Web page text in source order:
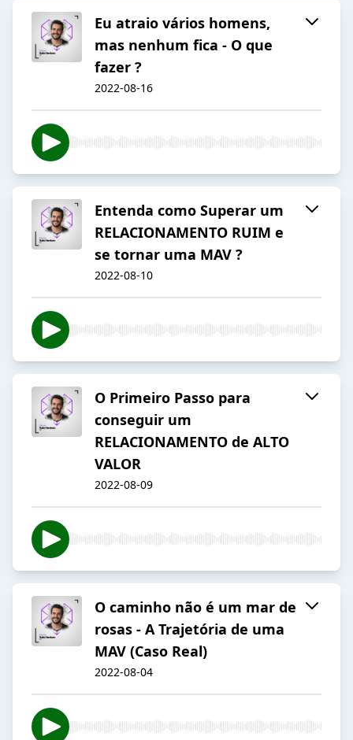
Eu atraio vários homens,
mas nenhum fica - O que
fazer ?
2022-08-16
Entenda como Superar um
RELACIONAMENTO RUIM e
se tornar uma MAV ?
2022-08-10
O Primeiro Passo para
conseguir um
RELACIONAMENTO de ALTO
VALOR
2022-08-09
O caminho não é um mar de
rosas - A Trajetória de uma
MAV (Caso Real)
2022-08-04